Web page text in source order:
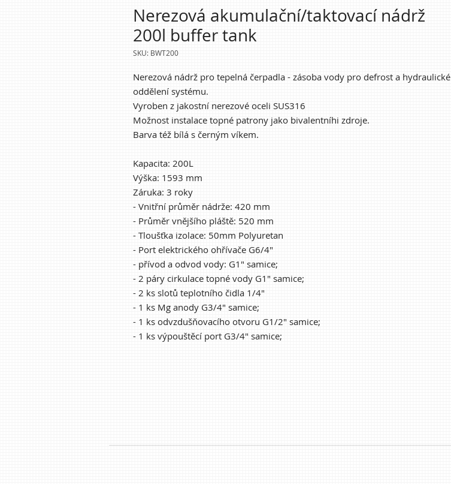
Nerezová akumulační/taktovací nádrž
200l buffer tank
SKU: BWT200
Nerezová nádrž pro tepelná čerpadla - zásoba vody pro defrost a hydraulické
oddělení systému.
Vyroben z jakostní nerezové oceli SUS316
Možnost instalace topné patrony jako bivalentníhi zdroje.
Barva též bílá s černým víkem.
Kapacita: 200L
Výška: 1593 mm
Záruka: 3 roky
- Vnitřní průměr nádrže: 420 mm
- Průměr vnějšího pláště: 520 mm
- Tloušťka izolace: 50mm Polyuretan
- Port elektrického ohřívače G6/4"
- přívod a odvod vody: G1" samice;
- 2 páry cirkulace topné vody G1" samice;
- 2 ks slotů teplotního čidla 1/4"
- 1 ks Mg anody G3/4" samice;
- 1 ks odvzdušňovacího otvoru G1/2" samice;
- 1 ks výpouštěcí port G3/4" samice;